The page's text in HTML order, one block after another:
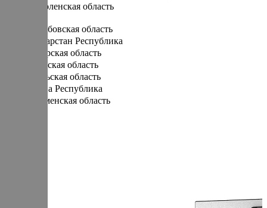
Смоленская область
Тамбовская область
Татарстан Республика
Тверская область
Томская область
Тульская область
Тыва Республика
Тюменская область